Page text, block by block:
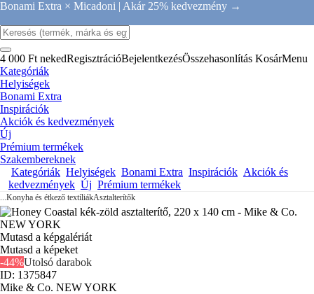
Bonami Extra × Micadoni | Akár 25% kedvezmény →
4 000 Ft nekedRegisztrációBejelentkezésÖsszehasonlítás KosárMenu
Kategóriák
Helyiségek
Bonami Extra
Inspirációk
Akciók és kedvezmények
Új
Prémium termékek
Szakembereknek
Kategóriák Helyiségek Bonami Extra Inspirációk Akciók és
kedvezmények Új Prémium termékek
...Konyha és étkező textíliákAsztalterítők
Mutasd a képgalériát
Mutasd a képeket
-44%Utolsó darabok
ID: 1375847
Mike & Co. NEW YORK